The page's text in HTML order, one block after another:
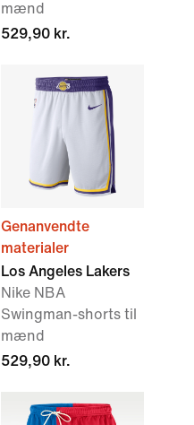
mænd
529,90 kr.
Genanvendte
materialer
Los Angeles Lakers
Nike NBA
Swingman-shorts til
mænd
529,90 kr.